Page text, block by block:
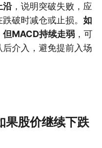
沿，说明突破失败，应
破时减仓或止损。 如
但MACD持续走弱 ，可
介入，避免提前入场
果股价继续下跌